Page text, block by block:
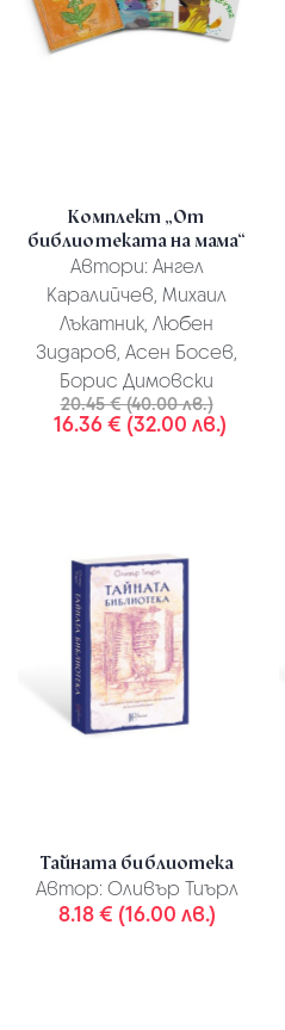
Комплект „От
библиотеката на мама“
Автори: Ангел
Каралийчев, Михаил
Лъкатник, Любен
Зидаров, Асен Босев,
Борис Димовски
20.45 € (40.00 лв.)
16.36 € (32.00 лв.)
Тайната библиотека
Автор: Оливър Тиърл
8.18 € (16.00 лв.)